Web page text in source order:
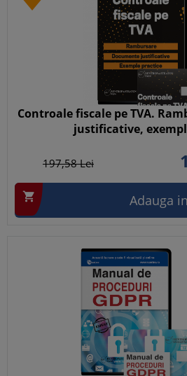
Controale fiscale pe TVA.
justificative,
197,58Lei
 Adauga